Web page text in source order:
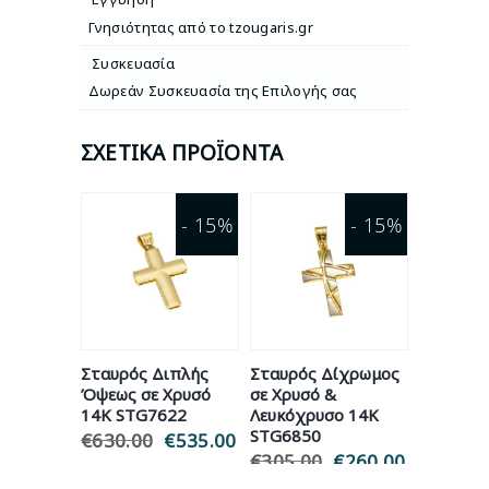
Γνησιότητας από το tzougaris.gr
Συσκευασία
Δωρεάν Συσκευασία της Επιλογής σας
ΣΧΕΤΙΚΆ ΠΡΟΪΌΝΤΑ
- 15%
Σταυρός Διπλής
Όψεως σε Χρυσό
14Κ STG7622
€630.00 Original
€535.00 Η
τρέχουσα
- 15%
Σταυρός Δίχρωμος
σε Χρυσό &
Λευκόχρυσο 14Κ
STG6850
€305.00 Original
€260.00